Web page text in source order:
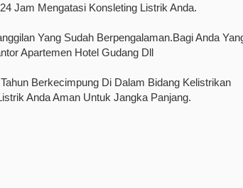
Jam Mengatasi Konsleting Listrik Anda.
Yang Sudah Berpengalaman.Bagi Anda
Apartemen Hotel Gudang Dll
Berkecimpung Di Dalam Bidang Kelistrikan
Anda Aman Untuk Jangka Panjang.